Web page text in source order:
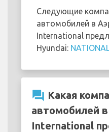
Следующие
автомобилей в
International
Hyundai: NATIONAL
question_answer Какая
автомобилей
International